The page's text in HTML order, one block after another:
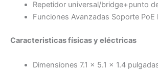
Repetidor universal/bridge+punto
Funciones Avanzadas Soporte
Caracteristicas físicas y eléctricas
Dimensiones 7.1 × 5.1 × 1.4